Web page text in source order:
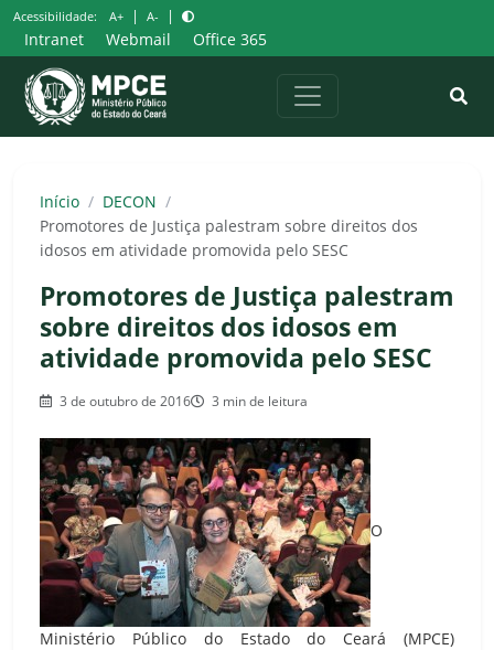
Pular
para
o
conteúdo
Acessibilidade: A+ | A- |
Intranet Webmail Office 365
Início / DECON /
Promotores de Justiça palestram sobre direitos dos
idosos em atividade promovida pelo SESC
Promotores de Justiça palestram
sobre direitos dos idosos em
atividade promovida pelo SESC
3 de outubro de 2016 3 min de leitura
O
Ministério Público do Estado do Ceará (MPCE)